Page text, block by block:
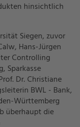
hinsichtlich
Siegen, zuvor
Hans-Jürgen
Controlling
Sparkasse
Dr. Christiane
BWL - Bank,
Württemberg
überhaupt die